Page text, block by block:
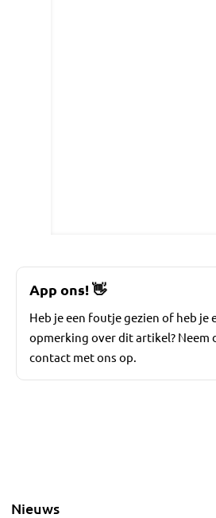
App ons! 👋
Heb je een foutje gezien of heb je
opmerking over dit artikel? Neem
contact met ons op.
Nieuws